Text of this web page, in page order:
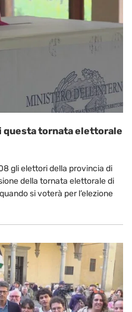
questa tornata elettorale
gli elettori della provincia di
della tornata elettorale di
si voterà per l’elezione